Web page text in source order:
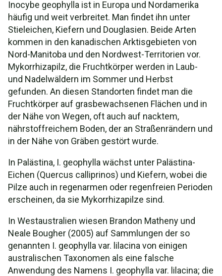
Inocybe geophylla ist in Europa und Nordamerika
häufig und weit verbreitet. Man findet ihn unter
Stieleichen, Kiefern und Douglasien. Beide Arten
kommen in den kanadischen Arktisgebieten von
Nord-Manitoba und den Nordwest-Territorien vor.
Mykorrhizapilz, die Fruchtkörper werden in Laub-
und Nadelwäldern im Sommer und Herbst
gefunden. An diesen Standorten findet man die
Fruchtkörper auf grasbewachsenen Flächen und in
der Nähe von Wegen, oft auch auf nacktem,
nährstoffreichem Boden, der an Straßenrändern und
in der Nähe von Gräben gestört wurde.
In Palästina, I. geophylla wächst unter Palästina-
Eichen (Quercus calliprinos) und Kiefern, wobei die
Pilze auch in regenarmen oder regenfreien Perioden
erscheinen, da sie Mykorrhizapilze sind.
In Westaustralien wiesen Brandon Matheny und
Neale Bougher (2005) auf Sammlungen der so
genannten I. geophylla var. lilacina von einigen
australischen Taxonomen als eine falsche
Anwendung des Namens I. geophylla var. lilacina; die